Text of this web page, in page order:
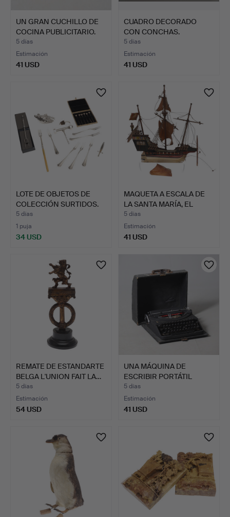
UN GRAN CUCHILLO DE
COCINA PUBLICITARIO.
5 días
Estimación
41 USD
CUADRO DECORADO
CON CONCHAS.
5 días
Estimación
41 USD
LOTE DE OBJETOS DE
COLECCIÓN SURTIDOS.
5 días
1 puja
34 USD
MAQUETA A ESCALA DE
LA SANTA MARÍA, EL
BUQ…
5 días
Estimación
41 USD
REMATE DE ESTANDARTE
BELGA L'UNION FAIT LA…
5 días
Estimación
54 USD
UNA MÁQUINA DE
ESCRIBIR PORTÁTIL
OLIVER.
5 días
Estimación
41 USD